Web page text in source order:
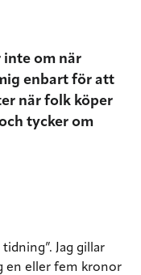
inte om när
enbart för att
när folk köper
tycker om
Jag gillar
en eller fem kronor